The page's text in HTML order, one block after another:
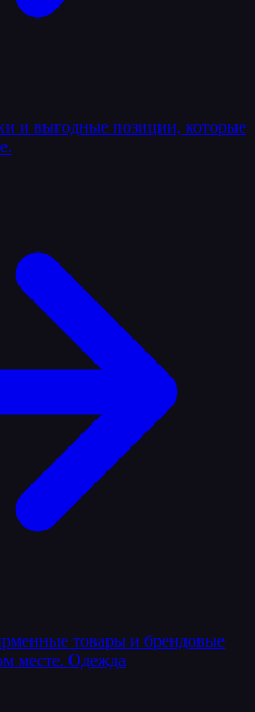
и выгодные позиции, которые
товары и брендовые
месте. Одежда